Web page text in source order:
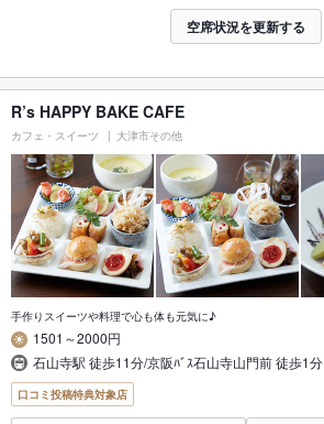
空席状況を更新する
R’s HAPPY BAKE CAFE
カフェ・スイーツ 大津市その他
手作りスイーツや料理で心も体も元気に♪
1501～2000円
石山寺駅 徒歩11分/京阪ﾊﾞｽ石山寺山門前 徒歩1分
口コミ投稿特典対象店